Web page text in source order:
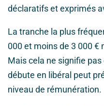
déclaratifs et exprimés
La tranche la plus
000 et moins de 3 000
Mais cela ne signifie pas
débute en libéral peut
niveau de rémunération.